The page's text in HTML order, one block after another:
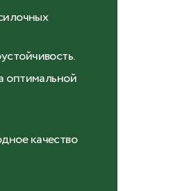
оптимальной
качество